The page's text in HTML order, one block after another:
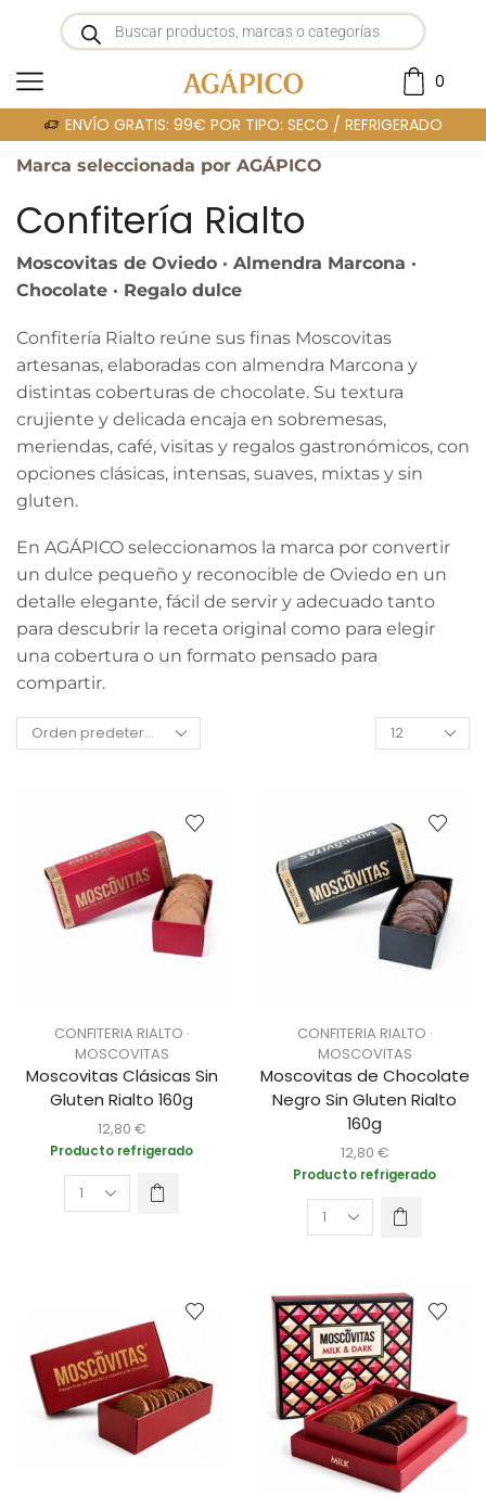
0
ENVÍO GRATIS: 99€ POR TIPO: SECO / REFRIGERADO
Portada»CONFITERIA RIALTO · MOSCOVITAS
Marca seleccionada por AGÁPICO
Confitería Rialto
Moscovitas de Oviedo · Almendra Marcona ·
Chocolate · Regalo dulce
Confitería Rialto reúne sus finas Moscovitas
artesanas, elaboradas con almendra Marcona y
distintas coberturas de chocolate. Su textura
crujiente y delicada encaja en sobremesas,
meriendas, café, visitas y regalos gastronómicos, con
opciones clásicas, intensas, suaves, mixtas y sin
gluten.
En AGÁPICO seleccionamos la marca por convertir
un dulce pequeño y reconocible de Oviedo en un
detalle elegante, fácil de servir y adecuado tanto
para descubrir la receta original como para elegir
una cobertura o un formato pensado para
compartir.
CONFITERIA RIALTO ·
MOSCOVITAS
Moscovitas Clásicas Sin
Gluten Rialto 160g
12,80 €
Producto refrigerado
CONFITERIA RIALTO ·
MOSCOVITAS
Moscovitas de Chocolate
Negro Sin Gluten Rialto
160g
12,80 €
Producto refrigerado